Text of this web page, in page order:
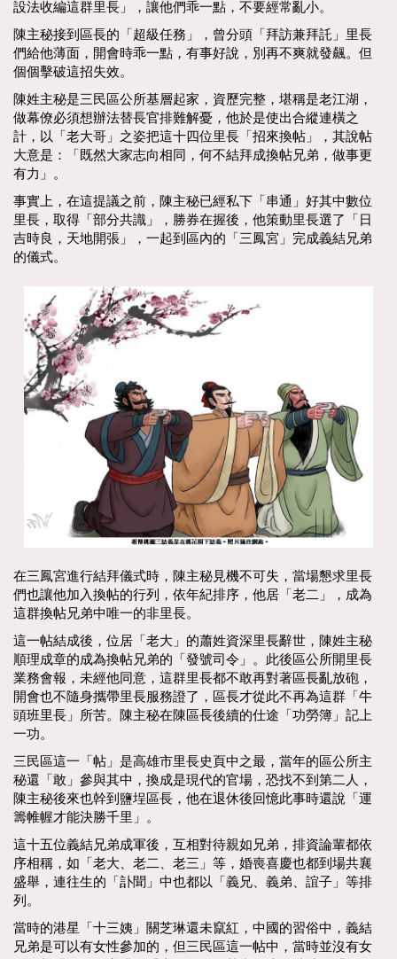
設法收編這群里長」，讓他們乖一點，不要經常亂小。
陳主秘接到區長的「超級任務」，曾分頭「拜訪兼拜託」里長
們給他薄面，開會時乖一點，有事好說，別再不爽就發飆。但
個個擊破這招失效。
陳姓主秘是三民區公所基層起家，資歷完整，堪稱是老江湖，
做幕僚必須想辦法替長官排難解憂，他於是使出合縱連橫之
計，以「老大哥」之姿把這十四位里長「招來換帖」，其說帖
大意是：「既然大家志向相同，何不結拜成換帖兄弟，做事更
有力」。
事實上，在這提議之前，陳主秘已經私下「串通」好其中數位
里長，取得「部分共識」，勝券在握後，他策動里長選了「日
吉時良，天地開張」，一起到區內的「三鳳宮」完成義結兄弟
的儀式。
在三鳳宮進行結拜儀式時，陳主秘見機不可失，當場懇求里長
們也讓他加入換帖的行列，依年紀排序，他居「老二」，成為
這群換帖兄弟中唯一的非里長。
這一帖結成後，位居「老大」的蕭姓資深里長辭世，陳姓主秘
順理成章的成為換帖兄弟的「發號司令」。此後區公所開里長
業務會報，未經他同意，這群里長都不敢再對著區長亂放砲，
開會也不隨身攜帶里長服務證了，區長才從此不再為這群「牛
頭班里長」所苦。陳主秘在陳區長後續的仕途「功勞簿」記上
一功。
三民區這一「帖」是高雄市里長史頁中之最，當年的區公所主
秘還「敢」參與其中，換成是現代的官場，恐找不到第二人，
陳主秘後來也幹到鹽埕區長，他在退休後回憶此事時還說「運
籌帷幄才能決勝千里」。
這十五位義結兄弟成軍後，互相對待親如兄弟，排資論輩都依
序相稱，如「老大、老二、老三」等，婚喪喜慶也都到場共襄
盛舉，連往生的「訃聞」中也都以「義兄、義弟、誼子」等排
列。
當時的港星「十三姨」關芝琳還未竄紅，中國的習俗中，義結
兄弟是可以有女性參加的，但三民區這一帖中，當時並沒有女